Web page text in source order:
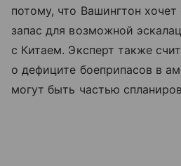
потому, что Вашингтон
запас для возможной
с Китаем. Эксперт также
о дефиците боеприпасов в
могут быть частью